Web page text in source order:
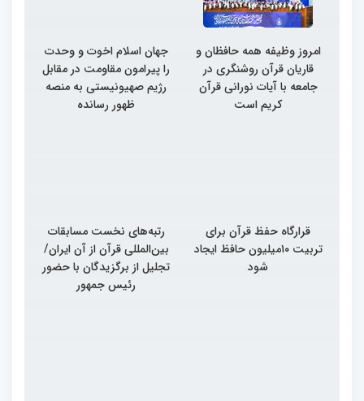
امروز وظیفه همه حافظان و
قاریان قرآن روشنگری در
جامعه با آیات نورانی قرآن
کریم است
جهان اسلام اخوت و وحدت
را پیرامون مقاومت در مقابل
رژیم صهیونیستی به منصه
ظهور رسانده
قرارگاه حفظ قرآن برای
تربیت ۱۰میلیون حافظ ایجاد
شود
رتبه‌های نخست مسابقات
بین‌المللی قرآن از آن ایران/
تجلیل از برگزیدگان با حضور
رئیس جمهور